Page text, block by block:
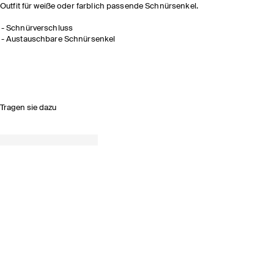
Outfit für weiße oder farblich passende Schnürsenkel.
Schnürverschluss
Austauschbare Schnürsenkel
Tragen sie dazu